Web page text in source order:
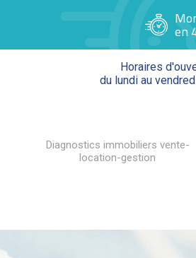
en
Horaires
du lundi au
Diagnostics immobiliers vente-
location-gestion